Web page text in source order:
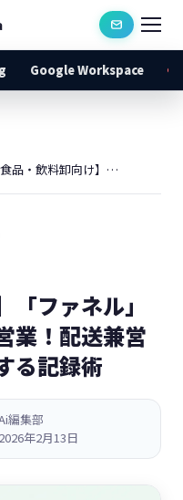
Google Workspace
【食品・飲料卸向け】「ファネル」思考で変わるルート営業！配送兼営業のジレンマを打破する記録術
「ファネル」
業！配送兼営
る記録術
編集部
2026年2月13日